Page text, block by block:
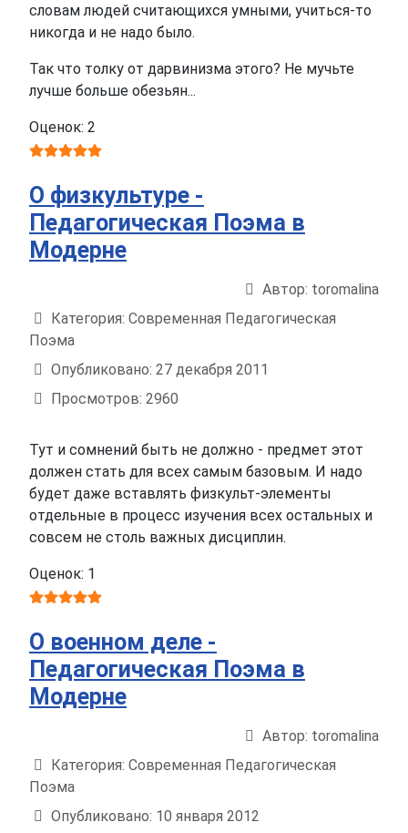
словам людей считающихся умными, учиться-то
никогда и не надо было.
Так что толку от дарвинизма этого? Не мучьте
лучше больше обезьян...
Оценок: 2
О физкультуре -
Педагогическая Поэма в
Модерне
Автор: toromalina
Категория: Современная Педагогическая
Поэма
Опубликовано: 27 декабря 2011
Просмотров: 2960
Тут и сомнений быть не должно - предмет этот
должен стать для всех самым базовым. И надо
будет даже вставлять физкульт-элементы
отдельные в процесс изучения всех остальных и
совсем не столь важных дисциплин.
Оценок: 1
О военном деле -
Педагогическая Поэма в
Модерне
Автор: toromalina
Категория: Современная Педагогическая
Поэма
Опубликовано: 10 января 2012